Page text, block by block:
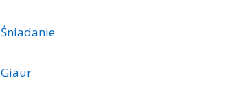
Śniadanie
Giaur